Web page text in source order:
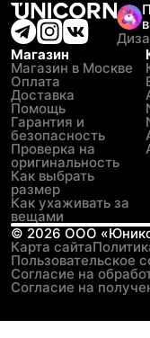
Магазин
Магазин в Москве
Оплата
Доставка
Помощь
Гарантия и
безопасность
Проверка на
оригинальность
Как выбрать
размер
Как ухаживать за
вещами
© 2026 ООО
Карта сайта
Пользовательское
Согласие на
Согласие на